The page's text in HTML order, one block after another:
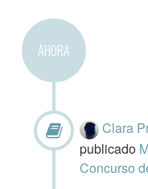
AHORA
Clara
publicado
Concurso